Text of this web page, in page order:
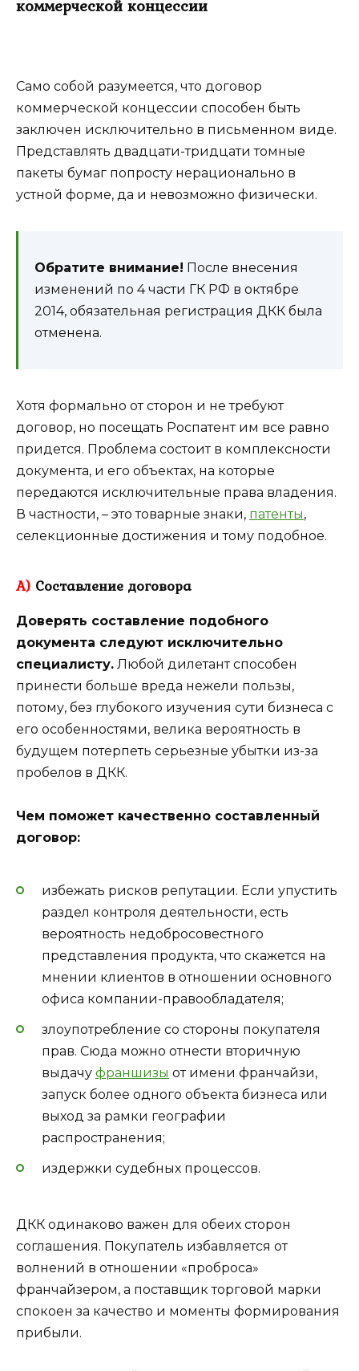
коммерческой концессии
Само собой разумеется, что договор
коммерческой концессии способен быть
заключен исключительно в письменном виде.
Представлять двадцати-тридцати томные
пакеты бумаг попросту нерационально в
устной форме, да и невозможно физически.
Обратите внимание! После внесения
изменений по 4 части ГК РФ в октябре
2014, обязательная регистрация ДКК была
отменена.
Хотя формально от сторон и не требуют
договор, но посещать Роспатент им все равно
придется. Проблема состоит в комплексности
документа, и его объектах, на которые
передаются исключительные права владения.
В частности, – это товарные знаки, патенты,
селекционные достижения и тому подобное.
А) Составление договора
Доверять составление подобного
документа следуют исключительно
специалисту. Любой дилетант способен
принести больше вреда нежели пользы,
потому, без глубокого изучения сути бизнеса с
его особенностями, велика вероятность в
будущем потерпеть серьезные убытки из-за
пробелов в ДКК.
Чем поможет качественно составленный
договор:
избежать рисков репутации. Если упустить
раздел контроля деятельности, есть
вероятность недобросовестного
представления продукта, что скажется на
мнении клиентов в отношении основного
офиса компании-правообладателя;
злоупотребление со стороны покупателя
прав. Сюда можно отнести вторичную
выдачу франшизы от имени франчайзи,
запуск более одного объекта бизнеса или
выход за рамки географии
распространения;
издержки судебных процессов.
ДКК одинаково важен для обеих сторон
соглашения. Покупатель избавляется от
волнений в отношении «проброса»
франчайзером, а поставщик торговой марки
спокоен за качество и моменты формирования
прибыли.